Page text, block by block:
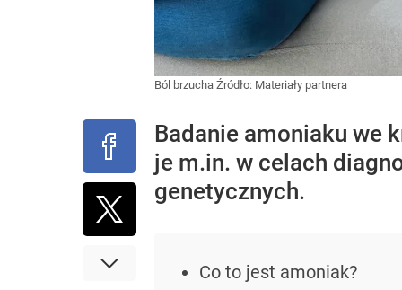
Ból brzucha Źródło: Materiały partnera
Badanie amoniaku we
je m.in. w celach
genetycznych.
Co to jest amoniak?